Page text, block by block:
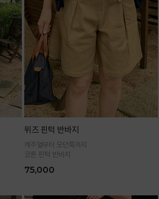
위즈 핀턱 반바지
캐주얼부터 모던룩까지
코튼 핀턱 반바지
75,000